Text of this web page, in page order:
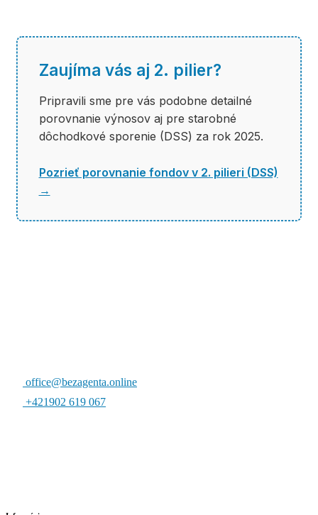
Zaujíma vás aj 2. pilier?
Pripravili sme pre vás podobne detailné
porovnanie výnosov aj pre starobné
dôchodkové sporenie (DSS) za rok 2025.
Pozrieť porovnanie fondov v 2. pilieri (DSS)
→
office@bezagenta.online
+421902 619 067